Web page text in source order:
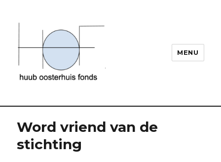
MENU
Word vriend van de
stichting